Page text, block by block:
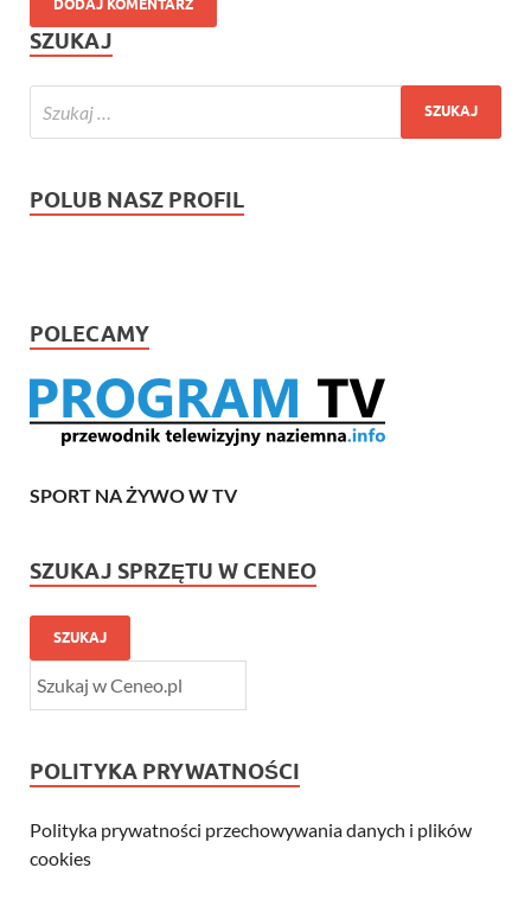
SZUKAJ
POLUB NASZ PROFIL
POLECAMY
SPORT NA ŻYWO W TV
SZUKAJ SPRZĘTU W CENEO
SZUKAJ
POLITYKA PRYWATNOŚCI
Polityka prywatności przechowywania danych i plików
cookies